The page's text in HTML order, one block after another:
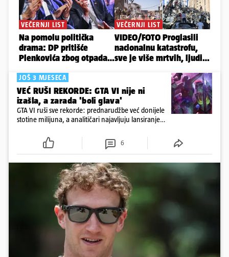
JOŠ 3 MJESECA
VEĆ RUŠI REKORDE: GTA VI nije ni
izašla, a zarada 'boli glava'
GTA VI ruši sve rekorde: prednarudžbe već donijele
stotine milijuna, a analitičari najavljuju lansiranje
6